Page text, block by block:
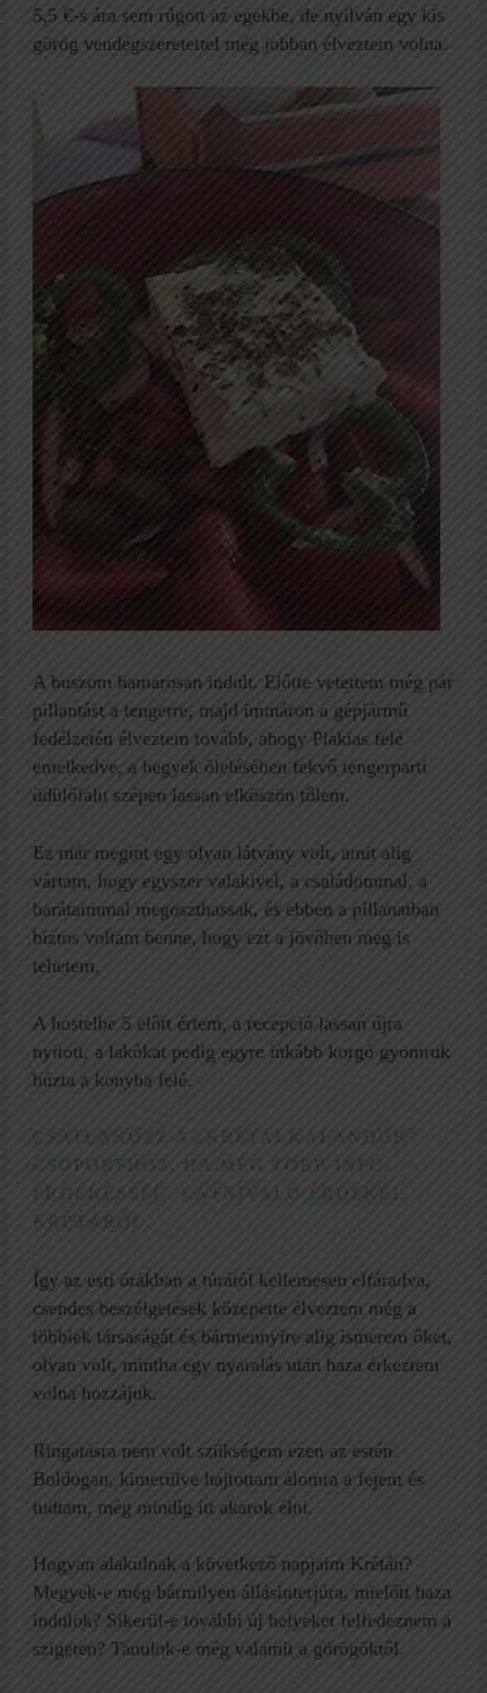
5,5 €-s ára sem rúgott az egekbe, de nyilván egy kis
görög vendégszeretettel még jobban élveztem volna.
A buszom hamarosan indult. Előtte vetettem még pár
pillantást a tengerre, majd immáron a gépjármű
fedélzetén élveztem tovább, ahogy Plakias felé
emelkedve, a hegyek ölelésében fekvő tengerparti
üdülőfalu szépen lassan elköszön tőlem.
Ez már megint egy olyan látvány volt, amit alig
vártam, hogy egyszer valakivel, a családommal, a
barátaimmal megoszthassak, és ebben a pillanatban
biztos voltam benne, hogy ezt a jövőben meg is
tehetem.
A hostelbe 5 előtt értem, a recepció lassan újra
nyitott, a lakókat pedig egyre inkább korgó gyomruk
húzta a konyha felé.
CSATLAKOZZ A „KRÉTAI KALANDOK”
CSOPORTHOZ, HA MÉG TÖBB INFÓ,
ÉRDEKESSÉG, LÁTNIVALÓ ÉRDEKEL
KRÉTÁRÓL.
Így az esti órákban a túrától kellemesen elfáradva,
csendes beszélgetések közepette élveztem még a
többiek társaságát és bármennyire alig ismerem őket,
olyan volt, mintha egy nyaralás után haza érkeztem
volna hozzájuk.
Ringatásra nem volt szükségem ezen az estén.
Boldogan, kimerülve hajtottam álomra a fejem és
tudtam, még mindig itt akarok élni.
Hogyan alakulnak a következő napjaim Krétán?
Megyek-e még bármilyen állásinterjúra, mielőtt haza
indulok? Sikerül-e további új helyeket felfedeznem a
szigeten? Tanulok-e még valamit a görögöktől.